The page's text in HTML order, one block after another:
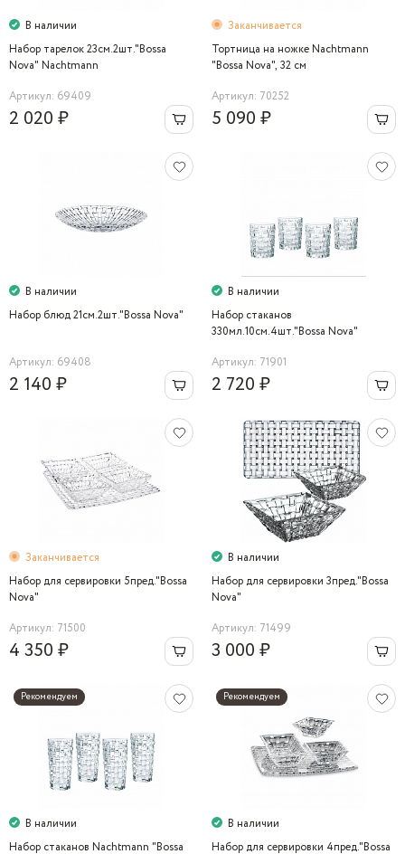
В наличии
Набор тарелок 23см.2шт."Bossa
Nova" Nachtmann
Артикул: 69409
2 020 ₽
Заканчивается
Тортница на ножке Nachtmann
"Bossa Nova", 32 см
Артикул: 70252
5 090 ₽
В наличии
Набор блюд 21см.2шт."Bossa Nova"
Артикул: 69408
2 140 ₽
В наличии
Набор стаканов
330мл.10см.4шт."Bossa Nova"
Артикул: 71901
2 720 ₽
Заканчивается
Набор для сервировки 5пред."Bossa
Nova"
Артикул: 71500
4 350 ₽
В наличии
Набор для сервировки 3пред."Bossa
Nova"
Артикул: 71499
3 000 ₽
Рекомендуем
В наличии
Набор стаканов Nachtmann "Bossa
Рекомендуем
В наличии
Набор для сервировки 4пред."Bossa